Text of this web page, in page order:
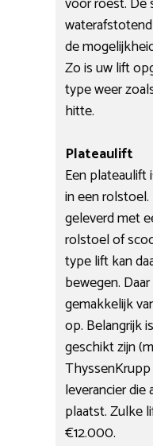
de
Zo is uw lift
type weer
hitte.
Plateaulift
Een
in een
geleverd met
rolstoel of
type lift kan
bewegen.
gemakkelijk
op. Belangrijk
geschikt zijn
leverancier
plaatst. Zulke
€12.000.